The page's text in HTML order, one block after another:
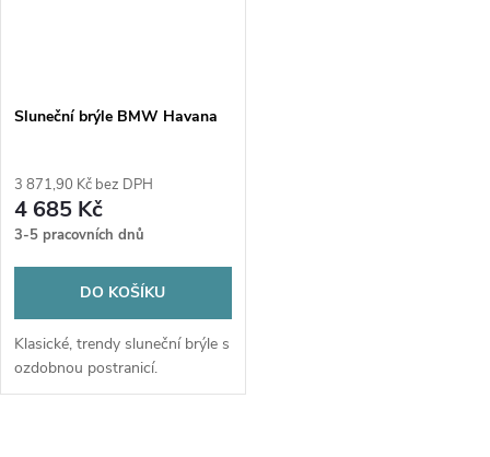
Sluneční brýle BMW Havana
3 871,90 Kč bez DPH
4 685 Kč
3-5 pracovních dnů
DO KOŠÍKU
Klasické, trendy sluneční brýle s
ozdobnou postranicí.